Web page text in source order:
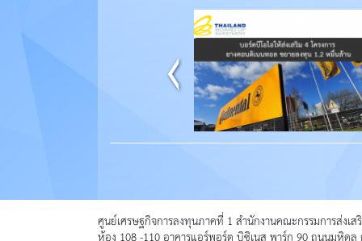
ศูนย์เศรษฐกิจการลงทุนภาคที่ 1 สำนักงานคณะกรรมการส่งเส
ห้อง 108 -110 อาคารแอร์พอร์ต บิซิเนส พาร์ก 90 ถนนมหิดล